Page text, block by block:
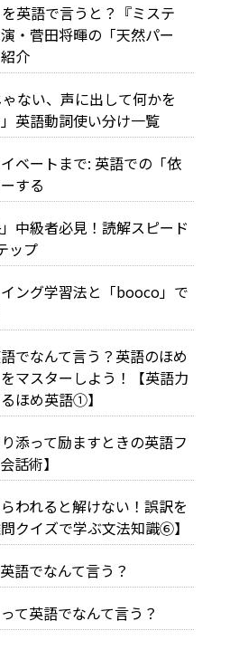
を英語で言うと？『ミステ
・菅田将暉の「天然パー
介
ない、声に出して何かを
英語動詞使い分け一覧
ベートまで: 英語での「依
する
中級者必見！読解スピード
ップ
ング学習法と「booco」で
でなんて言う？英語のほめ
マスターしよう！【英語力
ほめ英語①】
添って励ますときの英語フ
話術】
われると解けない！誤訳を
クイズで学ぶ文法知識⑥】
語でなんて言う？
て英語でなんて言う？